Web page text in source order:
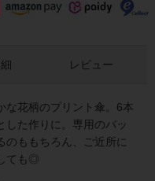
な花柄のプリント傘。6本
した作りに。専用のバッ
のももちろん、ご近所に
ても◎
レビュー